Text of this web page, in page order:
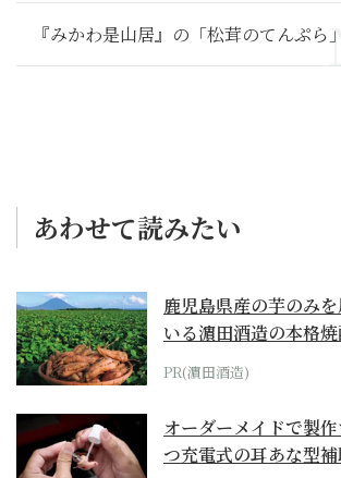
『みかわ是山居』の「松茸のてんぷら
あわせて読みたい
鹿児島県産の芋のみ
いる濵田酒造の本格
PR(濵田酒造)
オーダーメイドで製
つ充電式の耳あな型